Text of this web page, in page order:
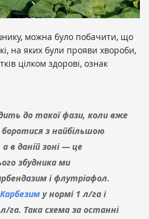
можна було побачити, що
на яких були прояви хвороби,
цілком здорові, ознак
до такої фази, коли вже
з найбільшою
в даній зоні — це
збудника ми
і флутріафол.
Карбезим у нормі 1 л/га і
га. Така схема за останні